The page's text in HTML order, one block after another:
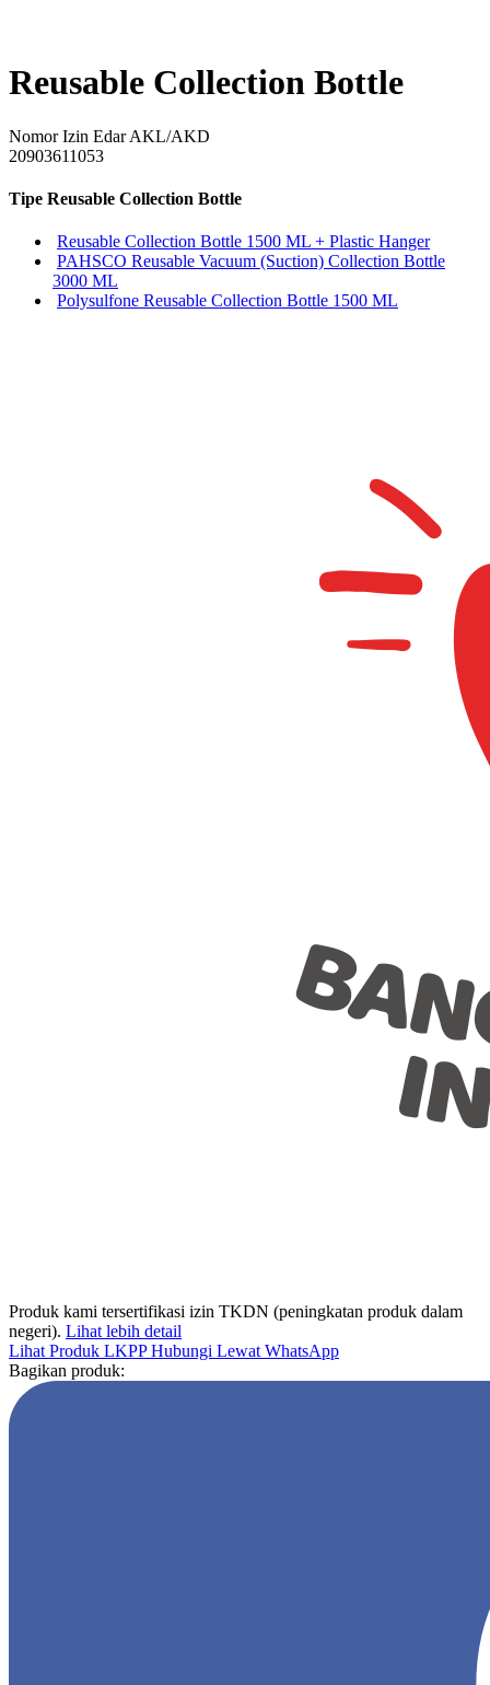
Reusable Collection Bottle
Nomor Izin Edar AKL/AKD
20903611053
Tipe Reusable Collection Bottle
Reusable Collection Bottle 1500 ML + Plastic Hanger
PAHSCO Reusable Vacuum (Suction) Collection Bottle
3000 ML
Polysulfone Reusable Collection Bottle 1500 ML
Produk kami tersertifikasi izin TKDN (peningkatan produk dalam
negeri). Lihat lebih detail
Lihat Produk LKPPHubungi Lewat WhatsApp
Bagikan produk: